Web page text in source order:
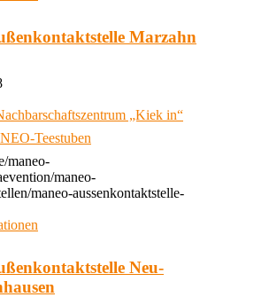
Marzahn
„Kiek in“
Teestuben
maneo-
maneo-
maneo-aussenkontaktstelle-
Neu-